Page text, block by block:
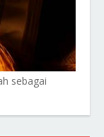
sebagai